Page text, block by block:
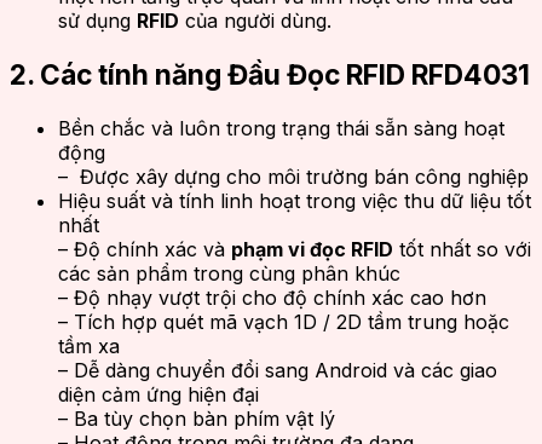
sử dụng RFID của người dùng.
2. Các tính năng Đầu Đọc RFID RFD4031
Bền chắc và luôn trong trạng thái sẵn sàng hoạt
động
– Được xây dựng cho môi trường bán công nghiệp
Hiệu suất và tính linh hoạt trong việc thu dữ liệu tốt
nhất
– Độ chính xác và phạm vi đọc RFID tốt nhất so với
các sản phẩm trong cùng phân khúc
– Độ nhạy vượt trội cho độ chính xác cao hơn
– Tích hợp quét mã vạch 1D / 2D tầm trung hoặc
tầm xa
– Dễ dàng chuyển đổi sang Android và các giao
diện cảm ứng hiện đại
– Ba tùy chọn bàn phím vật lý